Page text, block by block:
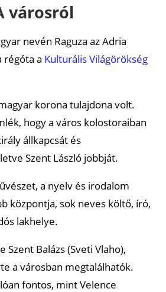
térképek
városról
nevén Raguza az Adria
régóta a Kulturális Világörökség
korona tulajdona volt.
hogy a város kolostoraiban
állkapcsát és
Szent László jobbját.
a nyelv és irodalom
központja, sok neves költő, író,
lakhelye.
Szent Balázs (Sveti Vlaho),
a városban megtalálhatók.
fontos, mint Velence